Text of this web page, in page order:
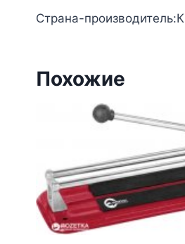
Страна-
Похожие